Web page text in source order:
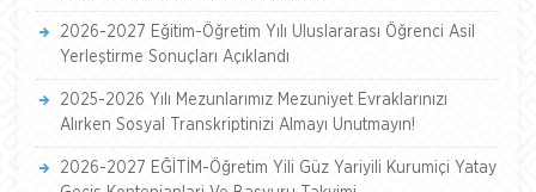
2026-2027 Eğitim-Öğretim Yılı Uluslararası Öğrenci Asil
Yerleştirme Sonuçları Açıklandı
2025-2026 Yılı Mezunlarımız Mezuniyet Evraklarınızı
Alırken Sosyal Transkriptinizi Almayı Unutmayın!
2026-2027 EĞİTİM-Öğretim Yili Güz Yariyili Kurumiçi Yatay